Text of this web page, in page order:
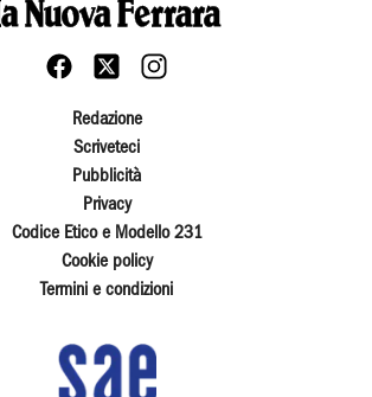
Redazione
Scriveteci
Pubblicità
Privacy
Codice Etico e Modello 231
Cookie policy
Termini e condizioni